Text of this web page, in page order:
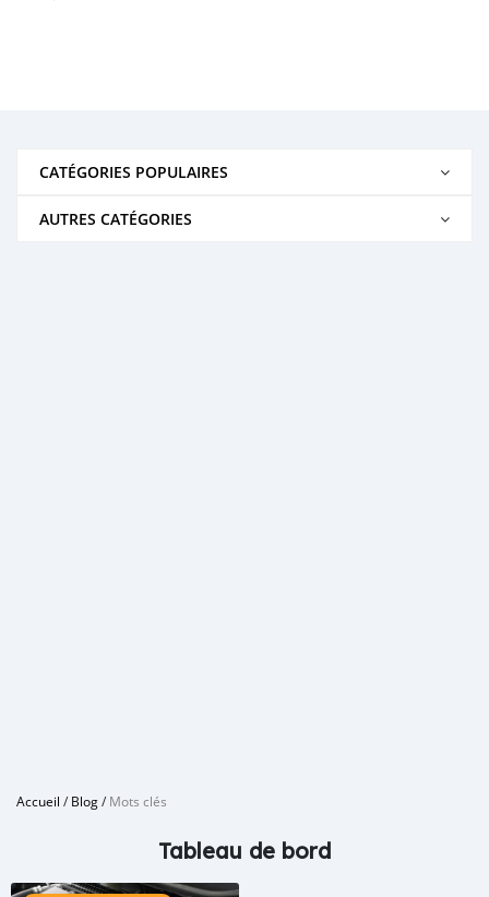
CATÉGORIES POPULAIRES
AUTRES CATÉGORIES
Accueil /Blog/Mots clés
Tableau de bord